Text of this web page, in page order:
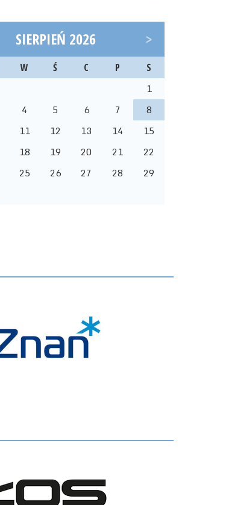
SIERPIEŃ 2026 >
W Ś C P S
1
4 5 6 7
8
11 12 13 14
15
18 19 20 21
22
25 26 27 28
29